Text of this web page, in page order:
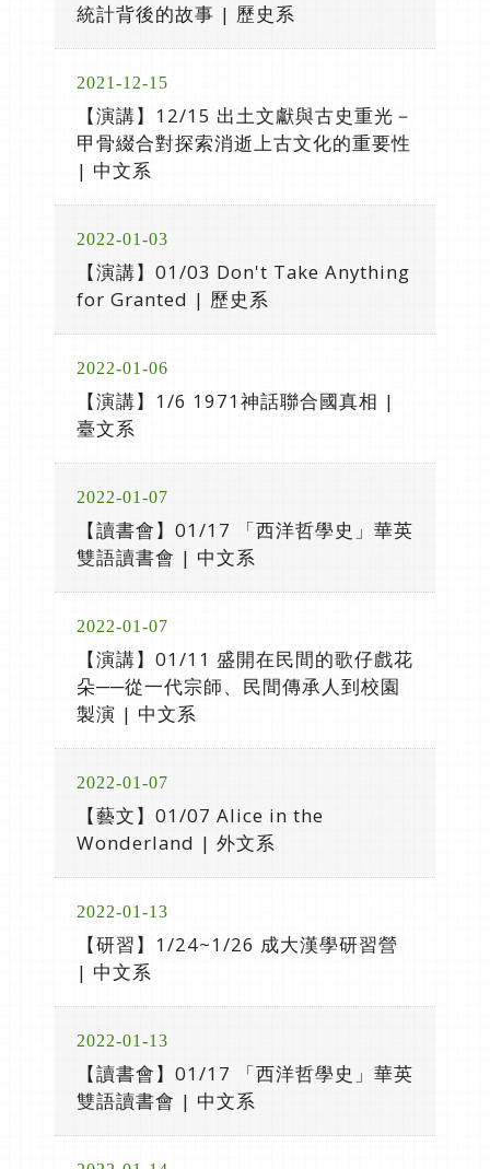
統計背後的故事 | 歷史系
2021-12-15
【演講】12/15 出土文獻與古史重光－
甲骨綴合對探索消逝上古文化的重要性
| 中文系
2022-01-03
【演講】01/03 Don't Take Anything
for Granted | 歷史系
2022-01-06
【演講】1/6 1971神話聯合國真相 |
臺文系
2022-01-07
【讀書會】01/17 「西洋哲學史」華英
雙語讀書會 | 中文系
2022-01-07
【演講】01/11 盛開在民間的歌仔戲花
朵──從一代宗師、民間傳承人到校園
製演 | 中文系
2022-01-07
【藝文】01/07 Alice in the
Wonderland | 外文系
2022-01-13
【研習】1/24~1/26 成大漢學研習營
| 中文系
2022-01-13
【讀書會】01/17 「西洋哲學史」華英
雙語讀書會 | 中文系